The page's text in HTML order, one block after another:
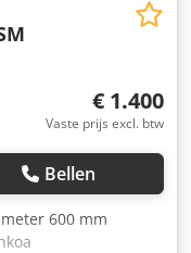
€ 1.400
Vaste prijs excl. btw
Bellen
600 mm